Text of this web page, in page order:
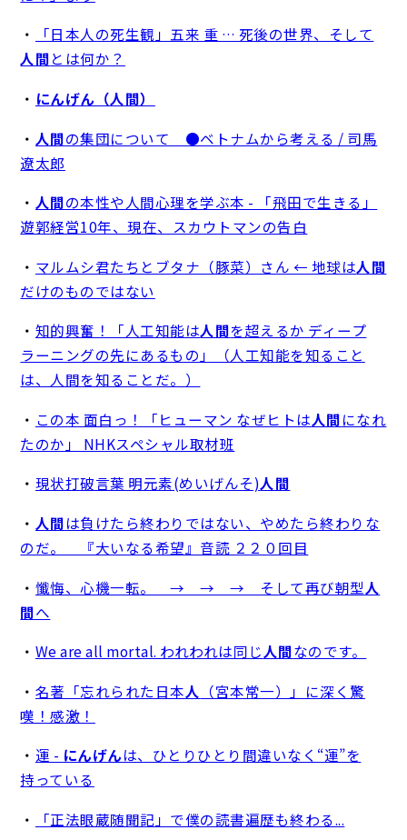
・
「日本人の死生観」五来 重 … 死後の世界、そして
人間とは何か？
・ にんげん（人間）
・ 人間の集団について ●ベトナムから考える / 司馬
遼太郎
・ 人間の本性や人間心理を学ぶ本 - 「飛田で生きる」
遊郭経営10年、現在、スカウトマンの告白
・ マルムシ君たちとブタナ（豚菜）さん ← 地球は人間
だけのものではない
・ 知的興奮！「人工知能は人間を超えるか ディープ
ラーニングの先にあるもの」（人工知能を知ること
は、人間を知ることだ。）
・ この本 面白っ！「ヒューマン なぜヒトは人間になれ
たのか」 NHKスペシャル取材班
・ 現状打破言葉 明元素(めいげんそ)人間
・ 人間は負けたら終わりではない、やめたら終わりな
のだ。 『大いなる希望』音読 ２２０回目
・ 懺悔、心機一転。 → → → そして再び朝型人
間へ
・ We are all mortal. われわれは同じ人間なのです。
・ 名著「忘れられた日本人 （宮本常一）」に深く驚
嘆！感激！
・ 運 - にんげんは、ひとりひとり間違いなく“運”を
持っている
・
「正法眼蔵随聞記」で僕の読書遍歴も終わる...